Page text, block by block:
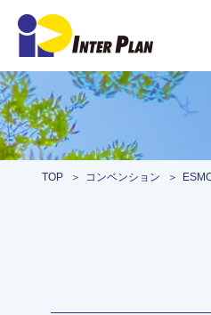
TOP コンベンション